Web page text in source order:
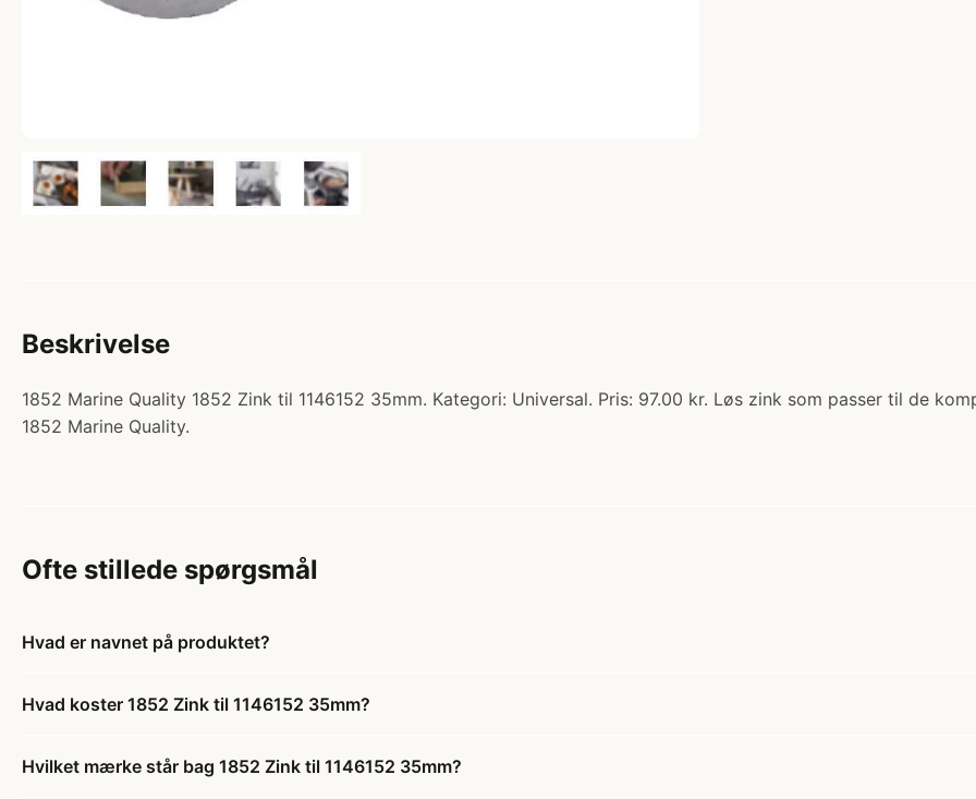
Beskrivelse
1852 Marine Quality 1852 Zink til 1146152 35mm. Kategori: Universal. Pris: 97.00 kr. Løs zink som passer til de
1852 Marine Quality.
Ofte stillede spørgsmål
Hvad er navnet på produktet?
Hvad koster 1852 Zink til 1146152 35mm?
Hvilket mærke står bag 1852 Zink til 1146152 35mm?